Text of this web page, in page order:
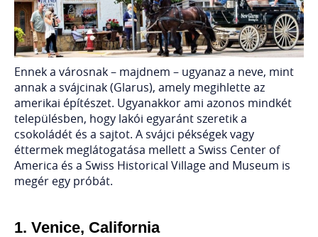
Ennek a városnak – majdnem – ugyanaz a neve, mint
annak a svájcinak (Glarus), amely megihlette az
amerikai építészet. Ugyanakkor ami azonos mindkét
településben, hogy lakói egyaránt szeretik a
csokoládét és a sajtot. A svájci pékségek vagy
éttermek meglátogatása mellett a Swiss Center of
America és a Swiss Historical Village and Museum is
megér egy próbát.
1. Venice, California